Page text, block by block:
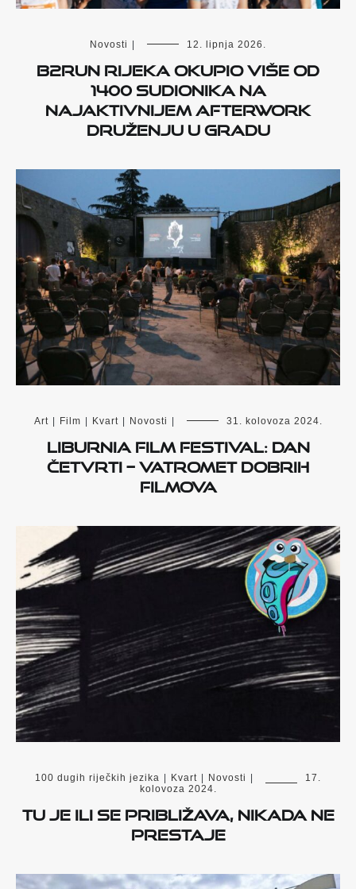
Novosti 12. lipnja 2026.
B2Run Rijeka okupio više od
1400 sudionika na
najaktivnijem afterwork
druženju u gradu
Art Film Kvart Novosti 31. kolovoza 2024.
Liburnia film festival: Dan
četvrti – Vatromet dobrih
filmova
100 dugih riječkih jezika Kvart Novosti
17.
kolovoza 2024.
TU JE ILI SE PRIBLIŽAVA, NIKADA NE
PRESTAJE